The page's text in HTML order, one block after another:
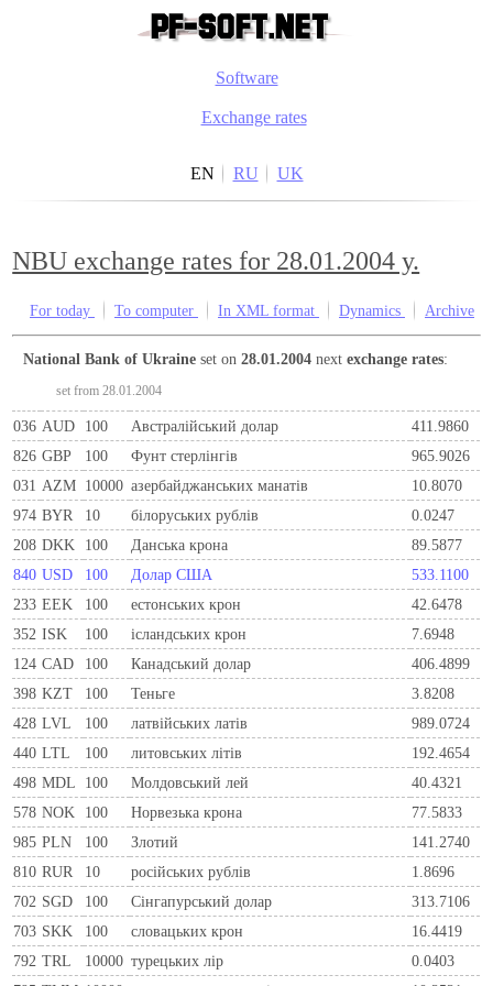
Software
Exchange rates
EN RU UK
NBU exchange rates for 28.01.2004 y.
For today To computer In XML format Dynamics Archive
National Bank of Ukraine set on28.01.2004 nextexchange rates:
set from 28.01.2004
036 AUD 100 Австралійський долар
411.9860
826 GBP 100 Фунт стерлінгів
965.9026
031 AZM 10000 азербайджанських манатів
10.8070
974 BYR 10 білоруських рублів
0.0247
208 DKK 100 Данська крона
89.5877
840 USD 100 Долар США
533.1100
233 EEK 100 естонських крон
42.6478
352 ISK 100 ісландських крон
7.6948
124 CAD 100 Канадський долар
406.4899
398 KZT 100 Теньге
3.8208
428 LVL 100 латвійських латів
989.0724
440 LTL 100 литовських літів
192.4654
498 MDL 100 Молдовський лей
40.4321
578 NOK 100 Норвезька крона
77.5833
985 PLN 100 Злотий
141.2740
810 RUR 10 росiйських рублiв
1.8696
702 SGD 100 Сінгапурський долар
313.7106
703 SKK 100 словацьких крон
16.4419
792 TRL 10000 турецьких лір
0.0403